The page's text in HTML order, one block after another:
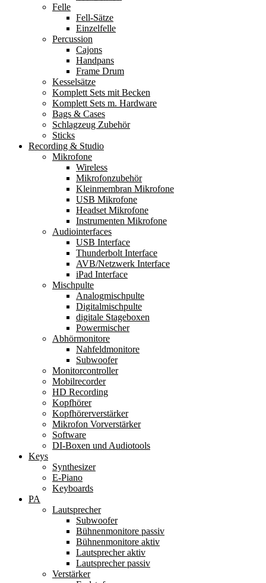
Felle
Fell-Sätze
Einzelfelle
Percussion
Cajons
Handpans
Frame Drum
Kesselsätze
Komplett Sets mit Becken
Komplett Sets m. Hardware
Bags & Cases
Schlagzeug Zubehör
Sticks
Recording & Studio
Mikrofone
Wireless
Mikrofonzubehör
Kleinmembran Mikrofone
USB Mikrofone
Headset Mikrofone
Instrumenten Mikrofone
Audiointerfaces
USB Interface
Thunderbolt Interface
AVB/Netzwerk Interface
iPad Interface
Mischpulte
Analogmischpulte
Digitalmischpulte
digitale Stageboxen
Powermischer
Abhörmonitore
Nahfeldmonitore
Subwoofer
Monitorcontroller
Mobilrecorder
HD Recording
Kopfhörer
Kopfhörerverstärker
Mikrofon Vorverstärker
Software
DI-Boxen und Audiotools
Keys
Synthesizer
E-Piano
Keyboards
PA
Lautsprecher
Subwoofer
Bühnenmonitore passiv
Bühnenmonitore aktiv
Lautsprecher aktiv
Lautsprecher passiv
Verstärker